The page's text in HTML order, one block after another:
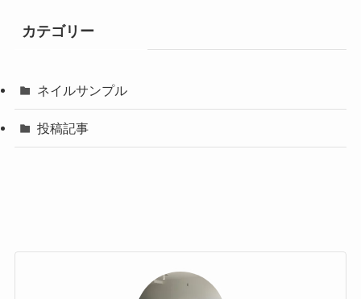
カテゴリー
ネイルサンプル
投稿記事